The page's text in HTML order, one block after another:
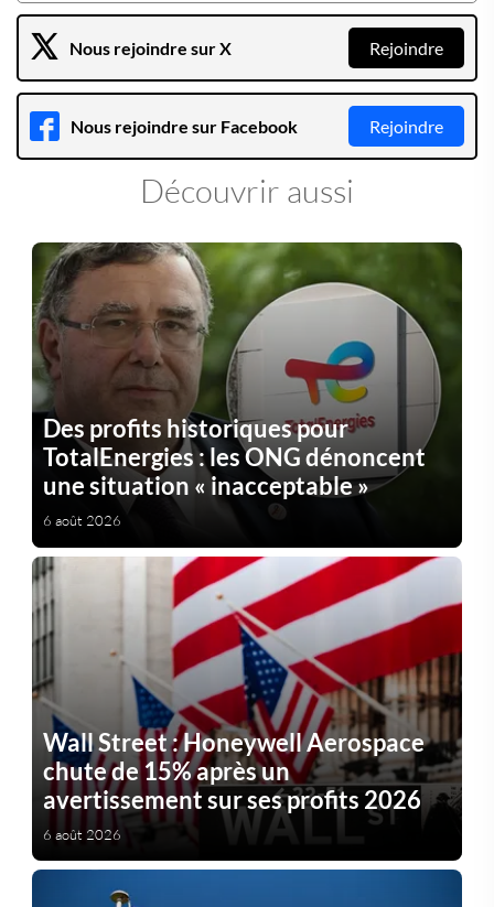
Nous rejoindre sur X Rejoindre
Nous rejoindre sur Facebook Rejoindre
Découvrir aussi
Des profits historiques pour
TotalEnergies : les ONG dénoncent
une situation « inacceptable »
6 août 2026
Wall Street : Honeywell Aerospace
chute de 15% après un
avertissement sur ses profits 2026
6 août 2026